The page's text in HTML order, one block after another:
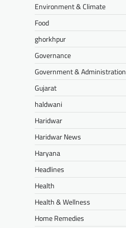
Environment & Climate
Food
ghorkhpur
Governance
Government & Administration
Gujarat
haldwani
Haridwar
Haridwar News
Haryana
Headlines
Health
Health & Wellness
Home Remedies